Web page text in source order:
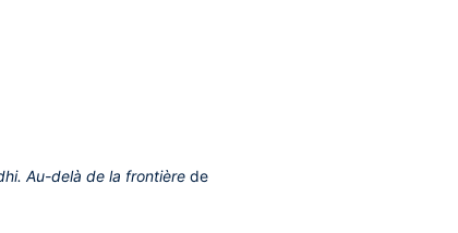
Au-delà de la frontièrede